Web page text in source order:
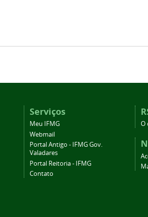
Serviços
Meu IFMG
Webmail
Portal Antigo - IFMG Gov.
Valadares
Portal Reitoria - IFMG
Contato
O